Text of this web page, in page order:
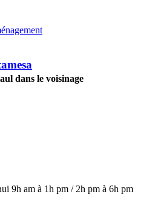
dans le voisinage
9h am à 1h pm / 2h pm à 6h pm